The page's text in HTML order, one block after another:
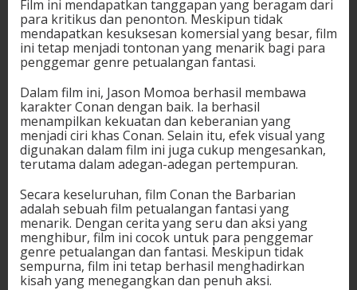
Film ini mendapatkan tanggapan yang beragam dari
para kritikus dan penonton. Meskipun tidak
mendapatkan kesuksesan komersial yang besar, film
ini tetap menjadi tontonan yang menarik bagi para
penggemar genre petualangan fantasi.
Dalam film ini, Jason Momoa berhasil membawa
karakter Conan dengan baik. Ia berhasil
menampilkan kekuatan dan keberanian yang
menjadi ciri khas Conan. Selain itu, efek visual yang
digunakan dalam film ini juga cukup mengesankan,
terutama dalam adegan-adegan pertempuran.
Secara keseluruhan, film Conan the Barbarian
adalah sebuah film petualangan fantasi yang
menarik. Dengan cerita yang seru dan aksi yang
menghibur, film ini cocok untuk para penggemar
genre petualangan dan fantasi. Meskipun tidak
sempurna, film ini tetap berhasil menghadirkan
kisah yang menegangkan dan penuh aksi.